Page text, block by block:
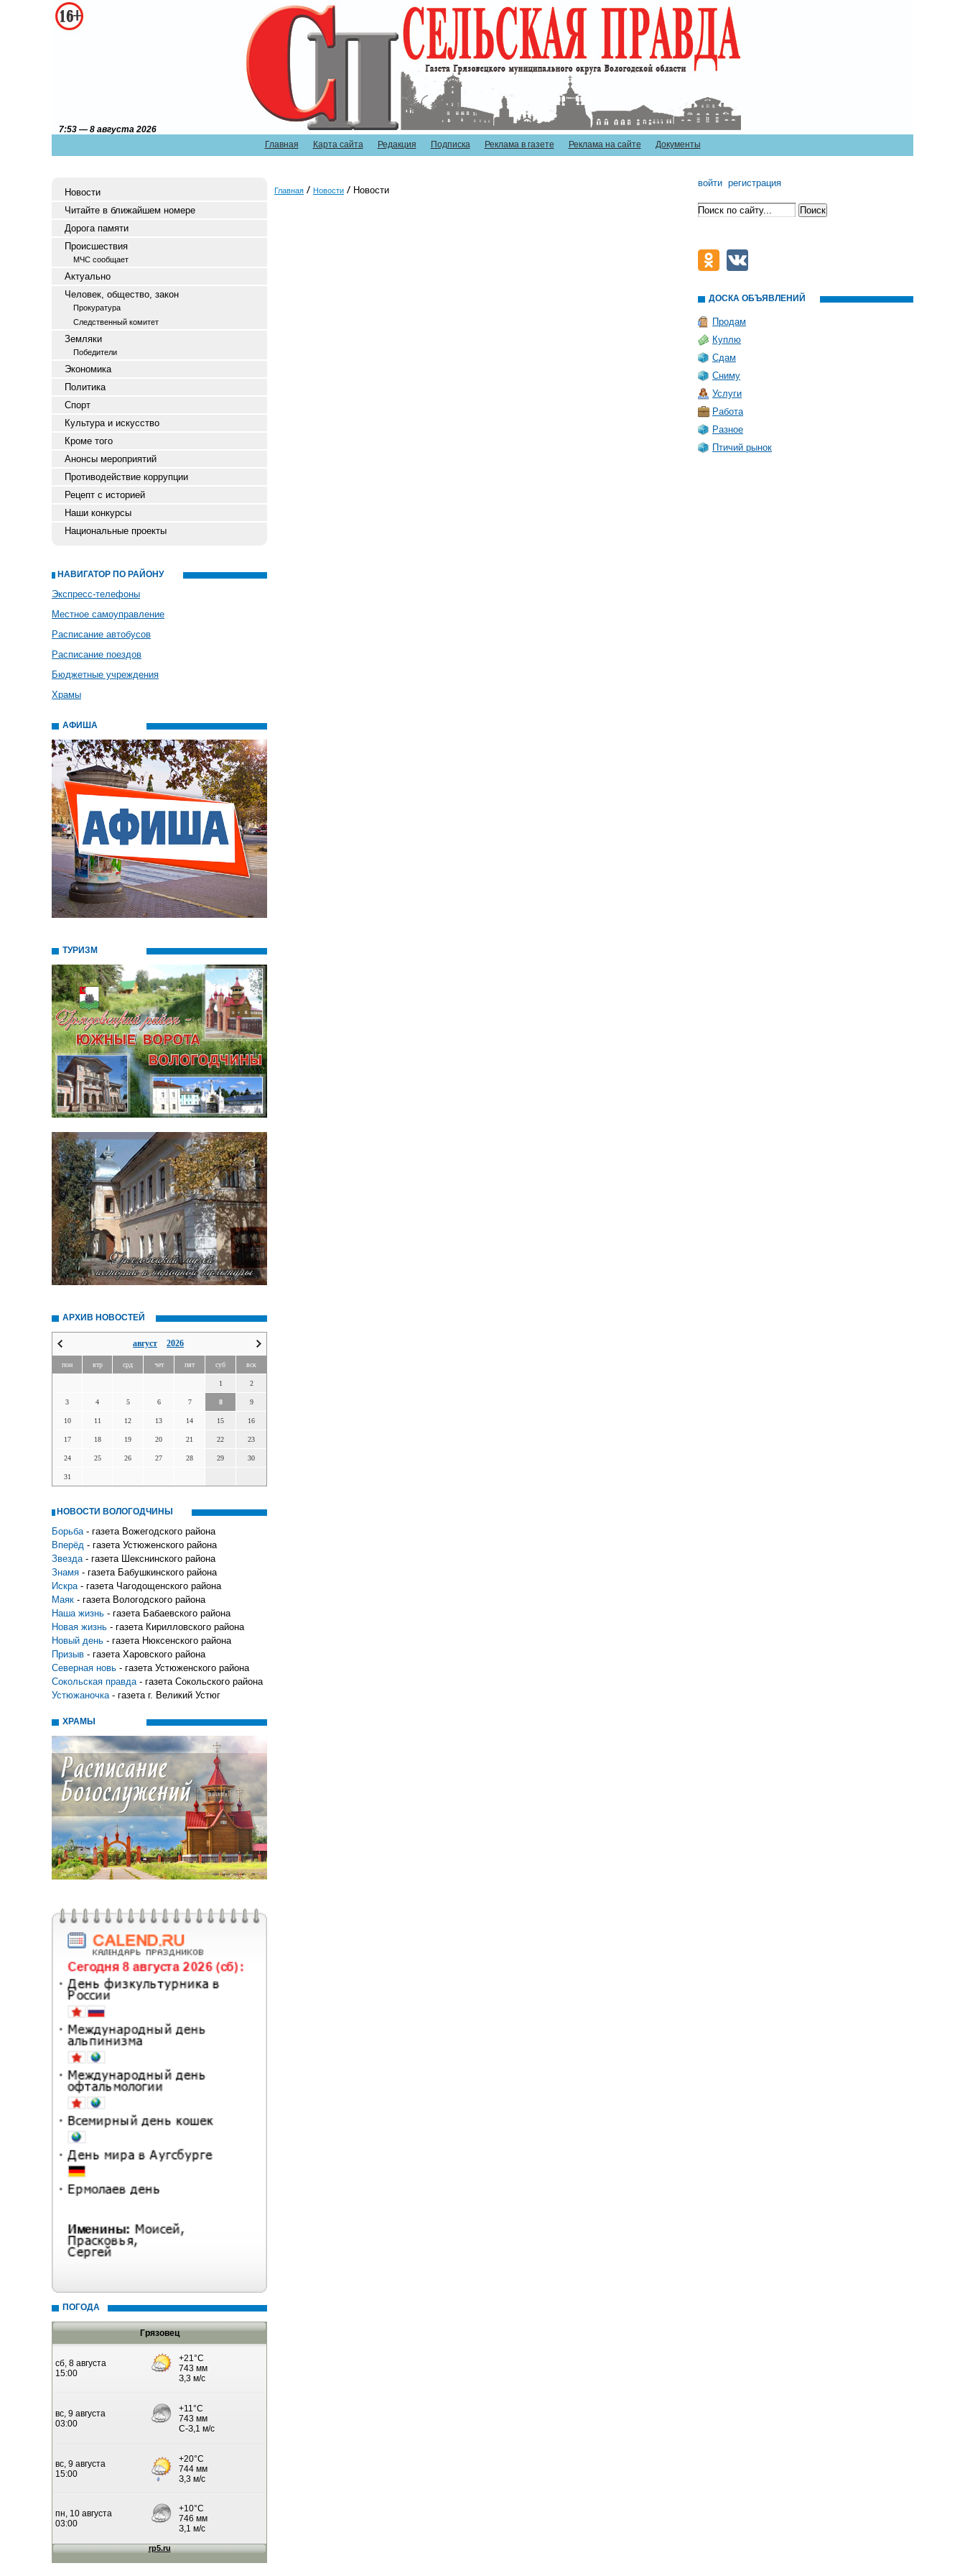
Главная Карта сайта Редакция Подписка Реклама в газете Реклама на сайте Документы
7:53 — 8 августа 2026
Новости
Читайте в ближайшем номере
Дорога памяти
Происшествия
МЧС сообщает
Актуально
Человек, общество, закон
Прокуратура
Следственный комитет
Земляки
Победители
Экономика
Политика
Спорт
Культура и искусство
Кроме того
Анонсы мероприятий
Противодействие коррупции
Рецепт с историей
Наши конкурсы
Национальные проекты
НАВИГАТОР ПО РАЙОНУ
Экспресс-телефоны
Местное самоуправление
Расписание автобусов
Расписание поездов
Бюджетные учреждения
Храмы
АФИША
ТУРИЗМ
АРХИВ НОВОСТЕЙ
август 2026
пон втр срд чет пят суб вск
1 2
3 4 5 6 7 8 9
10 11 12 13 14 15 16
17 18 19 20 21 22 23
24 25 26 27 28 29 30
31
НОВОСТИ ВОЛОГОДЧИНЫ
Борьба - газета Вожегодского района
Вперёд - газета Устюженского района
Звезда - газета Шекснинского района
Знамя - газета Бабушкинского района
Искра - газета Чагодощенского района
Маяк - газета Вологодского района
Наша жизнь - газета Бабаевского района
Новая жизнь - газета Кирилловского района
Новый день - газета Нюксенского района
Призыв - газета Харовского района
Северная новь - газета Устюженского района
Сокольская правда - газета Сокольского района
Устюжаночка - газета г. Великий Устюг
ХРАМЫ
ПОГОДА
Грязовец
Главная Новости Новости
войти регистрация
ДОСКА ОБЪЯВЛЕНИЙ
Продам
Куплю
Сдам
Сниму
Услуги
Работа
Разное
Птичий рынок